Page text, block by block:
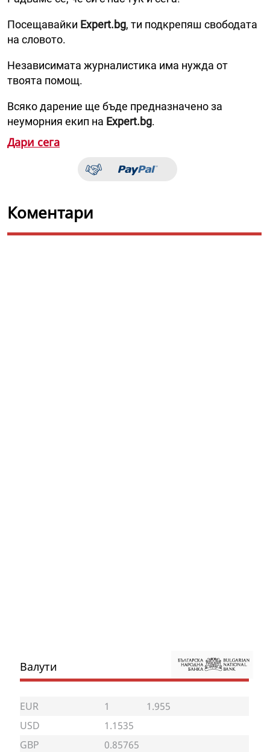
Посещавайки Expert.bg, ти подкрепяш свободата
на словото.
Независимата журналистика има нужда от
твоята помощ.
Всяко дарение ще бъде предназначено за
неуморния екип на Expert.bg.
Дари сега
Коментари
Валути
EUR 1
1.955
USD
1.1535
GBP
0.85765